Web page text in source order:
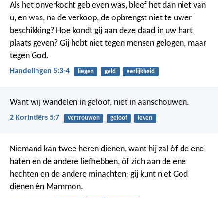
Als het onverkocht gebleven was, bleef het dan niet van
u, en was, na de verkoop, de opbrengst niet te uwer
beschikking? Hoe kondt gij aan deze daad in uw hart
plaats geven? Gij hebt niet tegen mensen gelogen, maar
tegen God.
Handelingen 5:3-4 liegen geld eerlijkheid
Want wij wandelen in geloof, niet in aanschouwen.
2 Korintiërs 5:7 vertrouwen geloof leven
Niemand kan twee heren dienen, want hij zal òf de ene
haten en de andere liefhebben, òf zich aan de ene
hechten en de andere minachten; gij kunt niet God
dienen èn Mammon.